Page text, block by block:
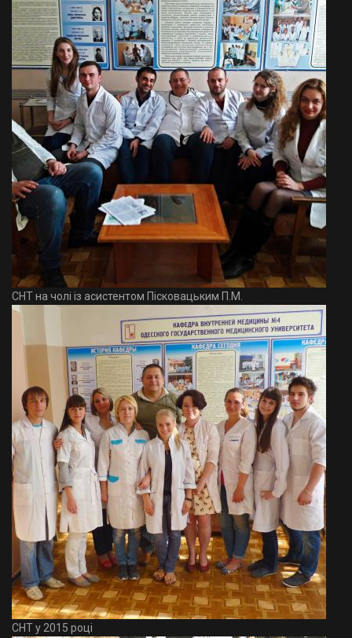
СНТ на чолі із асистентом Пісковацьким П.М.
СНТ у 2015 році